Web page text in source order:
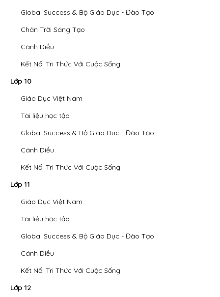
Global Success & Bộ Giáo Dục - Đào Tạo
Chân Trời Sáng Tạo
Cánh Diều
Kết Nối Tri Thức Với Cuộc Sống
Lớp 10
Giáo Dục Việt Nam
Tài liệu học tập
Global Success & Bộ Giáo Dục - Đào Tạo
Cánh Diều
Kết Nối Tri Thức Với Cuộc Sống
Lớp 11
Giáo Dục Việt Nam
Tài liệu học tập
Global Success & Bộ Giáo Dục - Đào Tạo
Cánh Diều
Kết Nối Tri Thức Với Cuộc Sống
Lớp 12